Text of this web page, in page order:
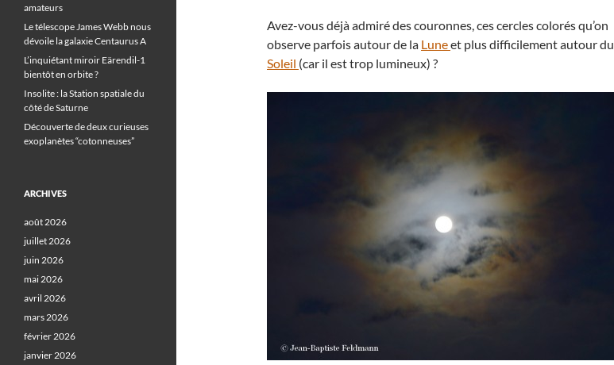
Avez-vous déjà admiré des couronnes, ces cercles colorés qu’on
observe parfois autour de la Luneet plus difficilement autour du
Soleil (car il est trop lumineux) ?
amateurs
Le télescope James Webb nous
dévoile la galaxie Centaurus A
L’inquiétant miroir Eärendil-1
bientôt en orbite ?
Insolite : la Station spatiale du
côté de Saturne
Découverte de deux curieuses
exoplanètes “cotonneuses”
ARCHIVES
août 2026
juillet 2026
juin 2026
mai 2026
avril 2026
mars 2026
février 2026
janvier 2026